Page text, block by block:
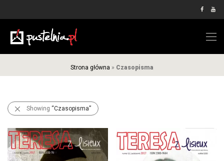
Strona główna » Czasopisma
Showing “Czasopisma”